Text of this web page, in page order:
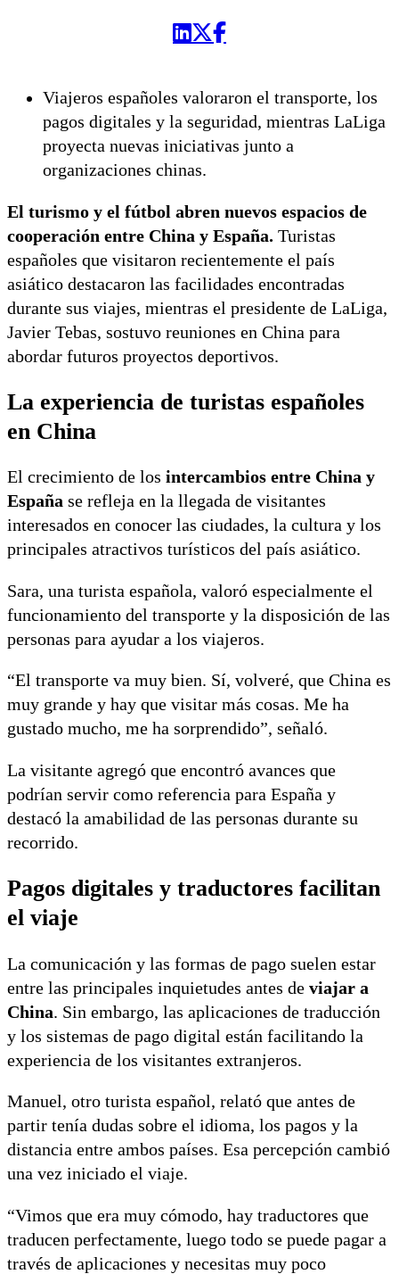
Viajeros españoles valoraron el transporte, los
pagos digitales y la seguridad, mientras LaLiga
proyecta nuevas iniciativas junto a
organizaciones chinas.
El turismo y el fútbol abren nuevos espacios de
cooperación entre China y España. Turistas
españoles que visitaron recientemente el país
asiático destacaron las facilidades encontradas
durante sus viajes, mientras el presidente de LaLiga,
Javier Tebas, sostuvo reuniones en China para
abordar futuros proyectos deportivos.
La experiencia de turistas españoles
en China
El crecimiento de los intercambios entre China y
España se refleja en la llegada de visitantes
interesados en conocer las ciudades, la cultura y los
principales atractivos turísticos del país asiático.
Sara, una turista española, valoró especialmente el
funcionamiento del transporte y la disposición de las
personas para ayudar a los viajeros.
“El transporte va muy bien. Sí, volveré, que China es
muy grande y hay que visitar más cosas. Me ha
gustado mucho, me ha sorprendido”, señaló.
La visitante agregó que encontró avances que
podrían servir como referencia para España y
destacó la amabilidad de las personas durante su
recorrido.
Pagos digitales y traductores facilitan
el viaje
La comunicación y las formas de pago suelen estar
entre las principales inquietudes antes de viajar a
China. Sin embargo, las aplicaciones de traducción
y los sistemas de pago digital están facilitando la
experiencia de los visitantes extranjeros.
Manuel, otro turista español, relató que antes de
partir tenía dudas sobre el idioma, los pagos y la
distancia entre ambos países. Esa percepción cambió
una vez iniciado el viaje.
“Vimos que era muy cómodo, hay traductores que
traducen perfectamente, luego todo se puede pagar a
través de aplicaciones y necesitas muy poco